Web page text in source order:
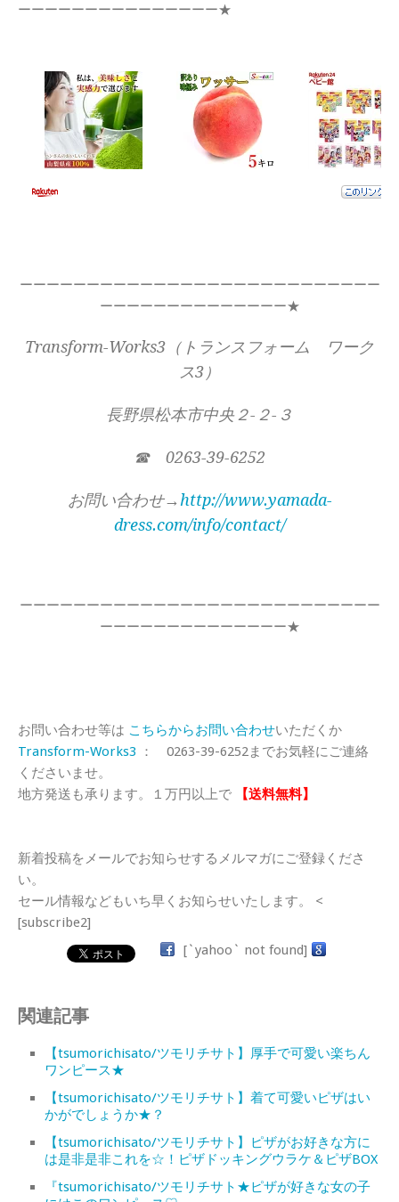
ーーーーーーーーーーーーーーー★
ーーーーーーーーーーーーーーーーーーーーーーーーーーー
ーーーーーーーーーーーーーー★
Transform-Works3（トランスフォーム ワーク
ス3）
長野県松本市中央２-２-３
☎ 0263-39-6252
お問い合わせ→http://www.yamada-
dress.com/info/contact/
ーーーーーーーーーーーーーーーーーーーーーーーーーーー
ーーーーーーーーーーーーーー★
お問い合わせ等は こちらからお問い合わせいただくか
Transform-Works3 ： 0263-39-6252までお気軽にご連絡
くださいませ。
地方発送も承ります。１万円以上で
【送料無料】
新着投稿をメールでお知らせするメルマガにご登録くださ
い。
セール情報などもいち早くお知らせいたします。 <
[subscribe2]
[`yahoo` not found]
関連記事
【tsumorichisato/ツモリチサト】厚手で可愛い楽ちん
ワンピース★
【tsumorichisato/ツモリチサト】着て可愛いピザはい
かがでしょうか★？
【tsumorichisato/ツモリチサト】ピザがお好きな方に
は是非是非これを☆！ピザドッキングウラケ＆ピザBOX
『tsumorichisato/ツモリチサト★ピザが好きな女の子